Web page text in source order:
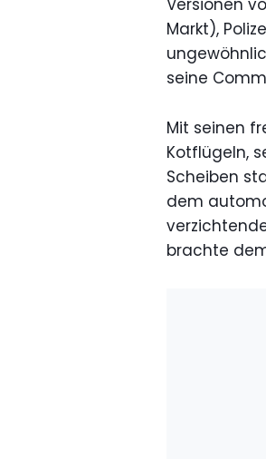
Versionen
Markt),
seine
Mit seinen
Kotflügeln,
Scheiben
dem
brachte